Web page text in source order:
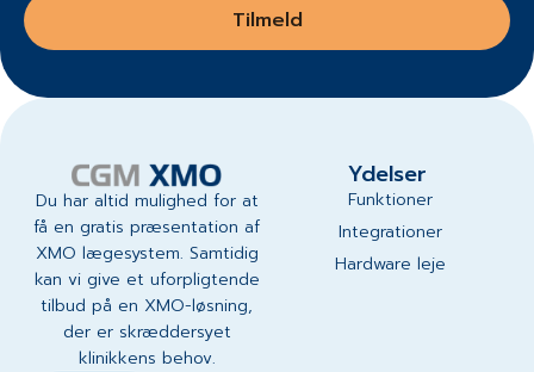
Tilmeld
Du har altid mulighed for at
få en gratis præsentation af
XMO lægesystem. Samtidig
kan vi give et uforpligtende
tilbud på en XMO-løsning,
der er skræddersyet
klinikkens behov.
Ydelser
Funktioner
Integrationer
Hardware leje